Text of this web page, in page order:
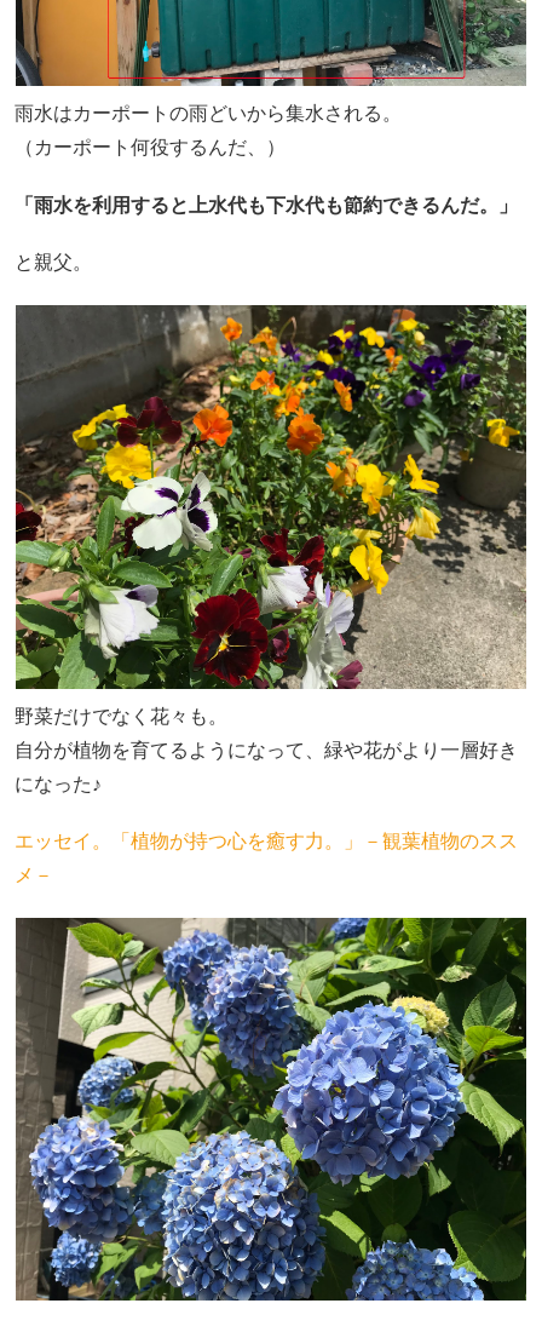
雨水はカーポートの雨どいから集水される。
（カーポート何役するんだ、）
「雨水を利用すると上水代も下水代も節約できるんだ。」
と親父。
野菜だけでなく花々も。
自分が植物を育てるようになって、緑や花がより一層好き
になった♪
エッセイ。「植物が持つ心を癒す力。」－観葉植物のスス
メ－